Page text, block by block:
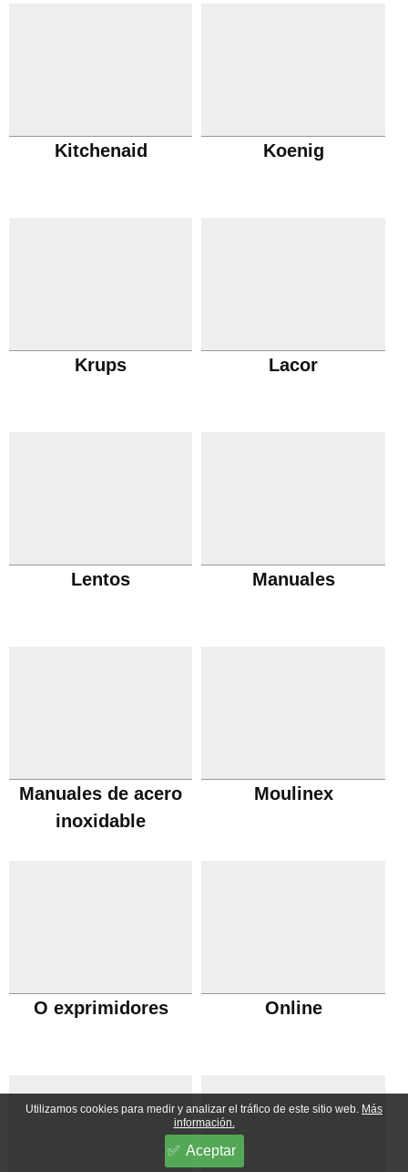
Kitchenaid Koenig
Krups Lacor
Lentos Manuales
Manuales de acero
inoxidable
Moulinex
O exprimidores Online
Utilizamos cookies para medir y analizar el tráfico de este sitio web. Más
información.
Aceptar